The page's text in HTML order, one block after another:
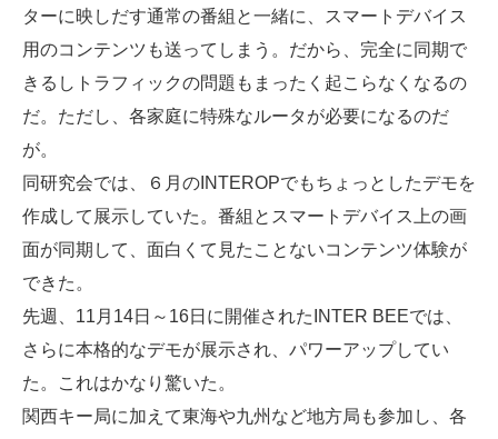
ターに映しだす通常の番組と一緒に、スマートデバイス
用のコンテンツも送ってしまう。だから、完全に同期で
きるしトラフィックの問題もまったく起こらなくなるの
だ。ただし、各家庭に特殊なルータが必要になるのだ
が。
同研究会では、６月のINTEROPでもちょっとしたデモを
作成して展示していた。番組とスマートデバイス上の画
面が同期して、面白くて見たことないコンテンツ体験が
できた。
先週、11月14日～16日に開催されたINTER BEEでは、
さらに本格的なデモが展示され、パワーアップしてい
た。これはかなり驚いた。
関西キー局に加えて東海や九州など地方局も参加し、各